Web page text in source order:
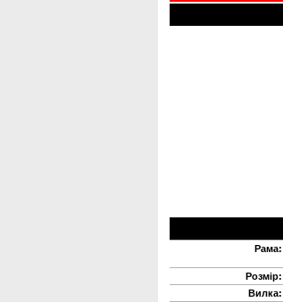
Рама:
Розмір:
Вилка: